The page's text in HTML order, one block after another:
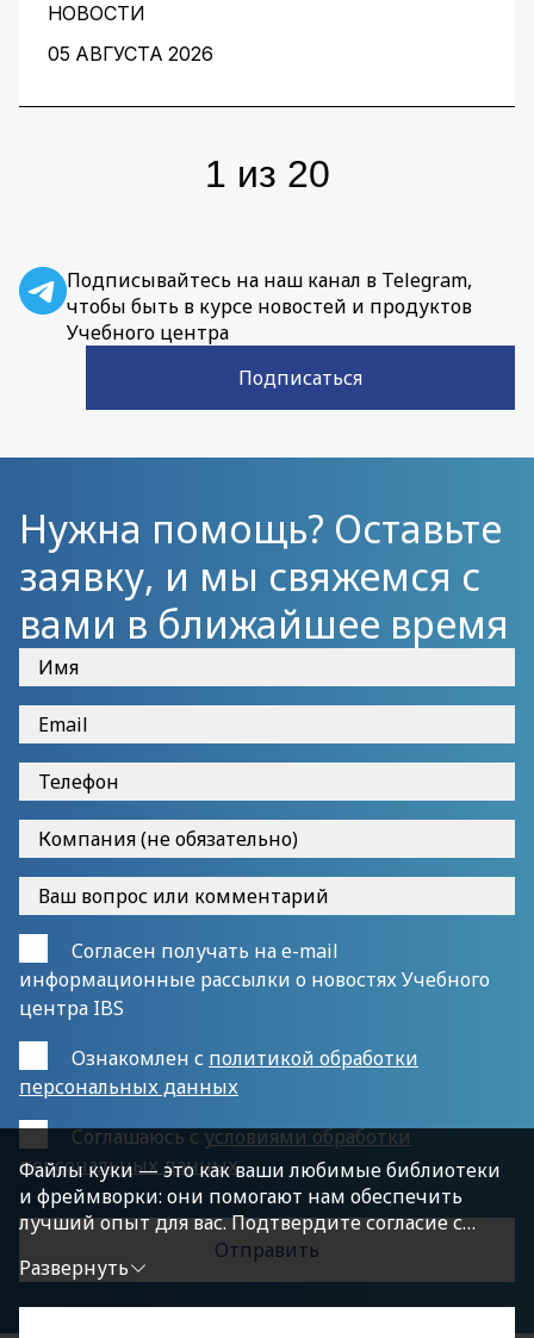
протяжении всей работы над проектом. О том,
директора центра перспективных разработок
НОВОСТИ
05 АВГУСТА 2026
1 из 20
Подписывайтесь на наш канал в Telegram,
чтобы быть в курсе новостей и продуктов
Учебного центра
Подписаться
Нужна помощь? Оставьте
заявку, и мы свяжемся с
вами в ближайшее время
Согласен получать на e-mail
информационные рассылки о новостях Учебного
центра IBS
Ознакомлен с политикой обработки
персональных данных
Cоглашаюсь сусловиями обработки
персональных данных
Файлы куки — это как ваши любимые библиотеки
и фреймворки: они помогают нам обеспечить
лучший опыт для вас. Подтвердите согласие с
политикой конфиденциальности, нажав
«Принимаю условия», чтобы продолжить.
Развернуть